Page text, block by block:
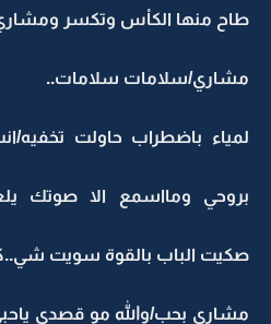
طاح منها الكاْس وتكسر
مشاري/سلامات سلامات..
لمياء باضطراب حاولت تخفيه/
بروحي ومااسمع الا صوتك
صكيت الباب بالقوة سويت
مشاري بحب/والله مو قصدي